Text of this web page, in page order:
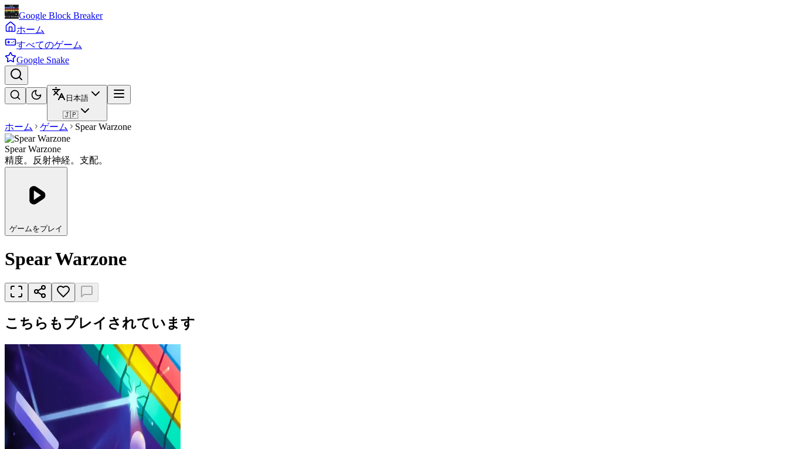
Google Block Breaker
ホーム
すべてのゲーム
Google Snake
日本語
🇯🇵
ホーム ゲーム Spear Warzone
Spear Warzone
精度。反射神経。支配。
ゲームをプレイ
Spear Warzone
こちらもプレイされています